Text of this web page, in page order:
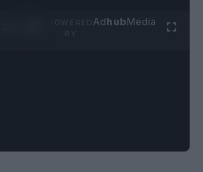
AdhubMedia